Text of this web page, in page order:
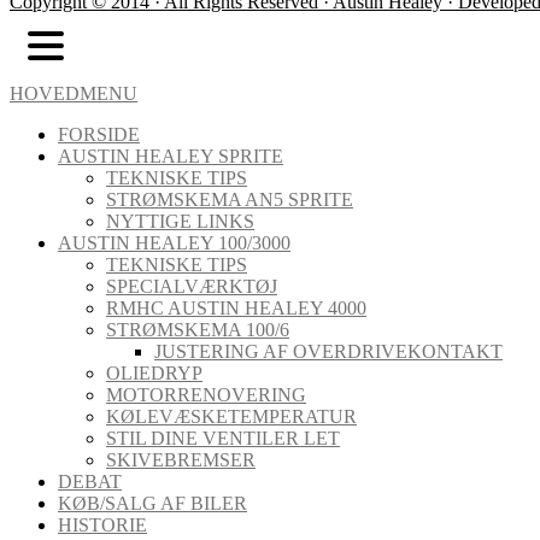
HOVEDMENU
FORSIDE
AUSTIN HEALEY SPRITE
TEKNISKE TIPS
STRØMSKEMA AN5 SPRITE
NYTTIGE LINKS
AUSTIN HEALEY 100/3000
TEKNISKE TIPS
SPECIALVÆRKTØJ
RMHC AUSTIN HEALEY 4000
STRØMSKEMA 100/6
JUSTERING AF OVERDRIVEKONTAKT
OLIEDRYP
MOTORRENOVERING
KØLEVÆSKETEMPERATUR
STIL DINE VENTILER LET
SKIVEBREMSER
DEBAT
KØB/SALG AF BILER
HISTORIE